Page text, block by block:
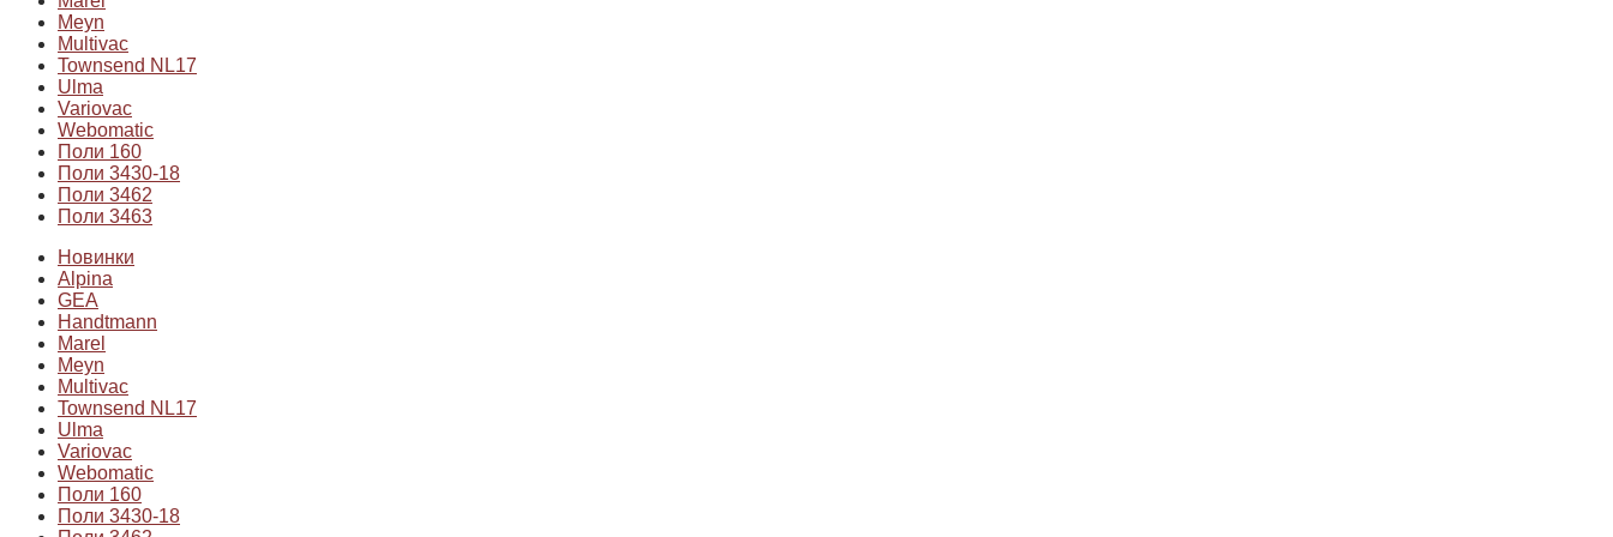
Meyn
Multivac
Townsend NL17
Ulma
Variovac
Webomatic
Поли 160
Поли 3430-18
Поли 3462
Поли 3463
Новинки
Alpina
GEA
Handtmann
Marel
Meyn
Multivac
Townsend NL17
Ulma
Variovac
Webomatic
Поли 160
Поли 3430-18